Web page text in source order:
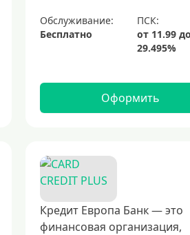
Обслуживание:
Бесплатно
Оформить
Кредит Европа Банк — это
финансовая организация,